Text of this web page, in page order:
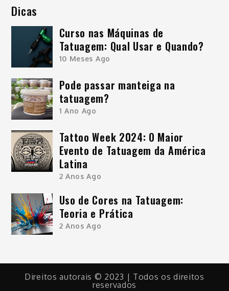
Dicas
Curso nas Máquinas de
Tatuagem: Qual Usar e Quando?
10 Meses Ago
Pode passar manteiga na
tatuagem?
1 Ano Ago
Tattoo Week 2024: O Maior
Evento de Tatuagem da América
Latina
2 Anos Ago
Uso de Cores na Tatuagem:
Teoria e Prática
2 Anos Ago
Direitos autorais © 2023 | Todos os direitos
reservados